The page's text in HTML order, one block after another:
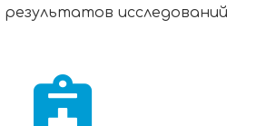
исследований